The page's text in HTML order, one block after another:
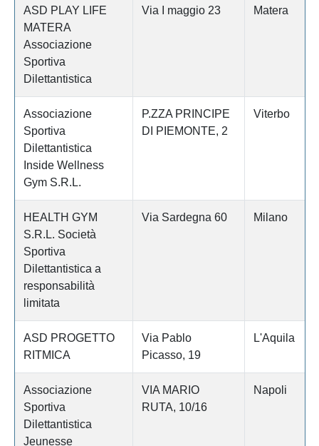
ASD PLAY LIFE
MATERA
Associazione
Sportiva
Dilettantistica
Via I maggio 23 Matera
Associazione
Sportiva
Dilettantistica
Inside Wellness
Gym S.R.L.
P.ZZA PRINCIPE
DI PIEMONTE, 2
Viterbo
HEALTH GYM
S.R.L. Società
Sportiva
Dilettantistica a
responsabilità
limitata
Via Sardegna 60 Milano
ASD PROGETTO
RITMICA
Via Pablo
Picasso, 19
L'Aquila
Associazione
Sportiva
Dilettantistica
Jeunesse
VIA MARIO
RUTA, 10/16
Napoli